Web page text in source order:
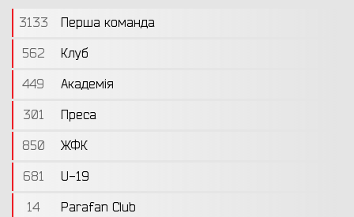
3133
Перша команда
562
Клуб
449
Академія
301
Преса
850
ЖФК
681
U-19
14
Parafan Club